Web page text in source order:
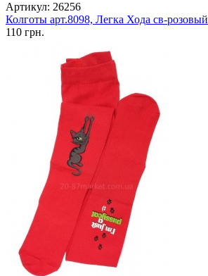
Артикул: 26256
Колготы арт.8098, Легка Хода св-розовый
110 грн.